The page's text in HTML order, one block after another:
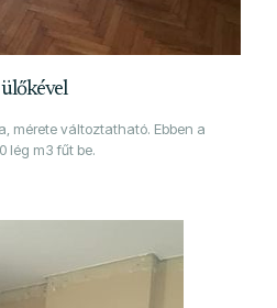
mérete változtatható. Ebben a
lég m3 fűt be.